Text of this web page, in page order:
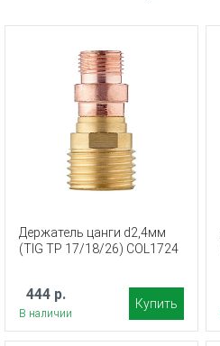
Держатель цанги d2,4мм
(TIG TP 17/18/26) COL1724
444 р.
В наличии
Купить